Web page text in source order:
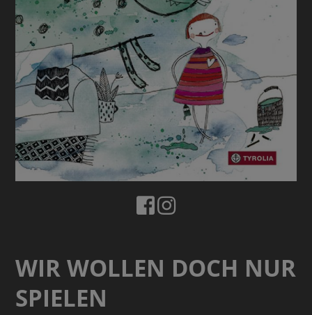
WIR WOLLEN DOCH NUR
SPIELEN